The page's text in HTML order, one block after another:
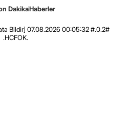
DakikaHaberler
Bildir] 07.08.2026 00:05:32 #.0.2#
.HCFOK.